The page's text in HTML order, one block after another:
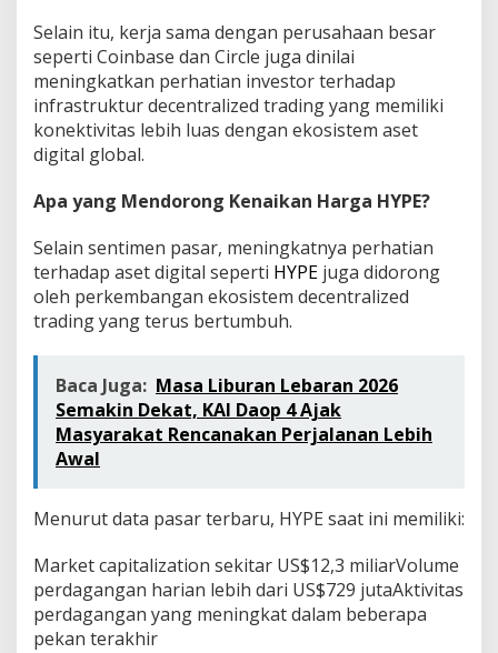
Selain itu, kerja sama dengan perusahaan besar
seperti Coinbase dan Circle juga dinilai
meningkatkan perhatian investor terhadap
infrastruktur decentralized trading yang memiliki
konektivitas lebih luas dengan ekosistem aset
digital global.
Apa yang Mendorong Kenaikan Harga HYPE?
Selain sentimen pasar, meningkatnya perhatian
terhadap aset digital seperti HYPE juga didorong
oleh perkembangan ekosistem decentralized
trading yang terus bertumbuh.
Baca Juga: Masa Liburan Lebaran 2026
Semakin Dekat, KAI Daop 4 Ajak
Masyarakat Rencanakan Perjalanan Lebih
Awal
Menurut data pasar terbaru, HYPE saat ini memiliki:
Market capitalization sekitar US$12,3 miliarVolume
perdagangan harian lebih dari US$729 jutaAktivitas
perdagangan yang meningkat dalam beberapa
pekan terakhir